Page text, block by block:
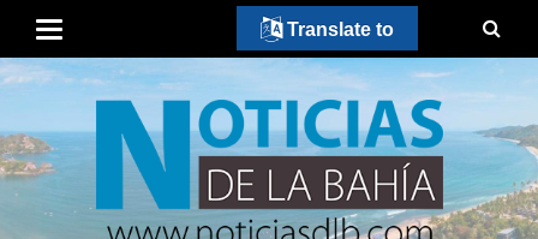
Translate to